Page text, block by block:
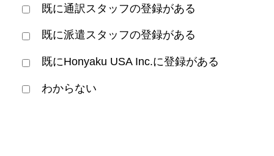
既に通訳スタッフの登録がある
既に派遣スタッフの登録がある
既にHonyaku USA Inc.に登録がある
わからない